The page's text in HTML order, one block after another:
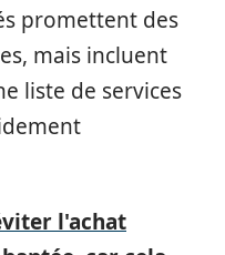
promettent des
mais incluent
liste de services
l'achat